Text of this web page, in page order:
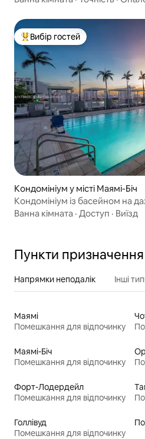
Топ вибір гостей
Вибір гостей
Кондомініум у місті Маямі-Біч
Кондомініум із басейном на
конференц-центру
Ванна кімната · Доступ · Виїзд
Пункти призначення
Напрямки неподалік Інші
Маямі
Помешкання для відпочинку
Маямі-Біч
Помешкання для відпочинку
Форт-Лодердейл
Помешкання для відпочинку
Голлівуд
Помешкання для відпочинку